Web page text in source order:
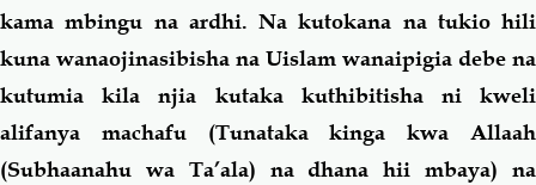
kama mbingu na ardhi. Na kutokana na tukio hili
kuna wanaojinasibisha na Uislam wanaipigia debe na
kutumia kila njia kutaka kuthibitisha ni kweli
alifanya machafu (Tunataka kinga kwa Allaah
(Subhaanahu wa Ta’ala) na dhana hii mbaya) na